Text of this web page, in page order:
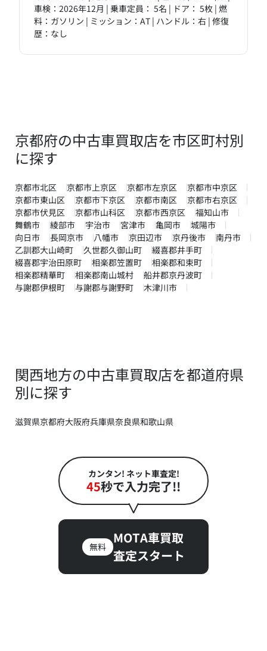
車検：2026年12月 | 乗車定員： 5名 | ドア： 5枚 | 燃
料：ガソリン | ミッション：AT | ハンドル：右 | 修復
歴：なし
京都府の中古車買取店を市区町村別
に探す
京都市北区 京都市上京区 京都市左京区
京都市中京区
京都市東山区
京都市下京区 京都市南区
京都市右京区
京都市伏見区
京都市山科区 京都市西京区
福知山市
舞鶴市
綾部市 宇治市 宮津市 亀岡市
城陽市
向日市
長岡京市 八幡市 京田辺市 京丹後市
南丹市
乙訓郡大山崎町
久世郡久御山町
綴喜郡井手町
綴喜郡宇治田原町
相楽郡笠置町
相楽郡和束町
相楽郡精華町
相楽郡南山城村
船井郡京丹波町
与謝郡伊根町
与謝郡与謝野町 木津川市
関西地方の中古車買取店を都道府県
別に探す
滋賀県京都府大阪府兵庫県奈良県和歌山県
カンタン! ネット車査定!
45秒で入力完了!!
無料
MOTA車買取
査定スタート